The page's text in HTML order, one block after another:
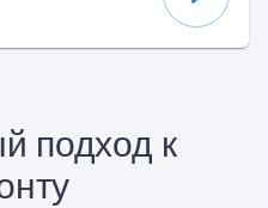
подход к